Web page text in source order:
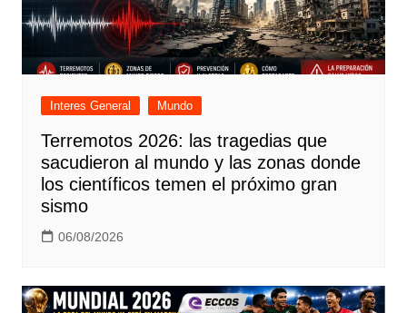
Interes General Mundo
Terremotos 2026: las tragedias que
sacudieron al mundo y las zonas donde
los científicos temen el próximo gran
sismo
06/08/2026